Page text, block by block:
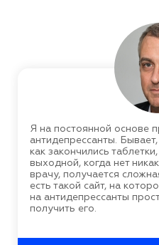
Я на постоянной основе
антидепрессанты.
как закончились
выходной, когда нет
врачу, получается
есть такой сайт, на
на антидепрессанты
получить его.